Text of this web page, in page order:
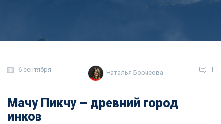
6 сентября Наталья Борисова 1
Мачу Пикчу – древний город
инков